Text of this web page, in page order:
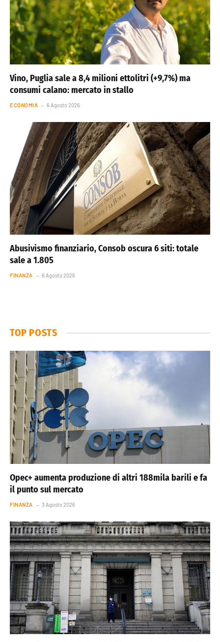
Vino, Puglia sale a 8,4 milioni ettolitri (+9,7%) ma
consumi calano: mercato in stallo
ECONOMIA 6 Agosto 2026
Abusivismo finanziario, Consob oscura 6 siti: totale
sale a 1.805
FINANZA 6 Agosto 2026
TOP POSTS
Opec+ aumenta produzione di altri 188mila barili e fa
il punto sul mercato
FINANZA 3 Agosto 2026